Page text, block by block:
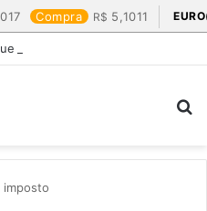
Compra 5,1011
mais valem a pena
imposto